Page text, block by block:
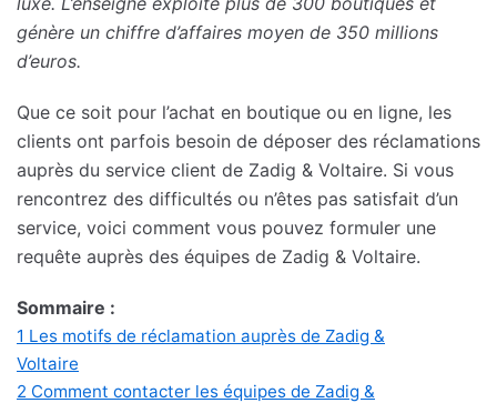
génère un chiffre d’affaires moyen de 350 millions
d’euros.
Que ce soit pour l’achat en boutique ou en ligne, les
clients ont parfois besoin de déposer des réclamations
auprès du service client de Zadig & Voltaire. Si vous
rencontrez des difficultés ou n’êtes pas satisfait d’un
service, voici comment vous pouvez formuler une
requête auprès des équipes de Zadig & Voltaire.
Sommaire :
1 Les motifs de réclamation auprès de Zadig &
Voltaire
2 Comment contacter les équipes de Zadig &